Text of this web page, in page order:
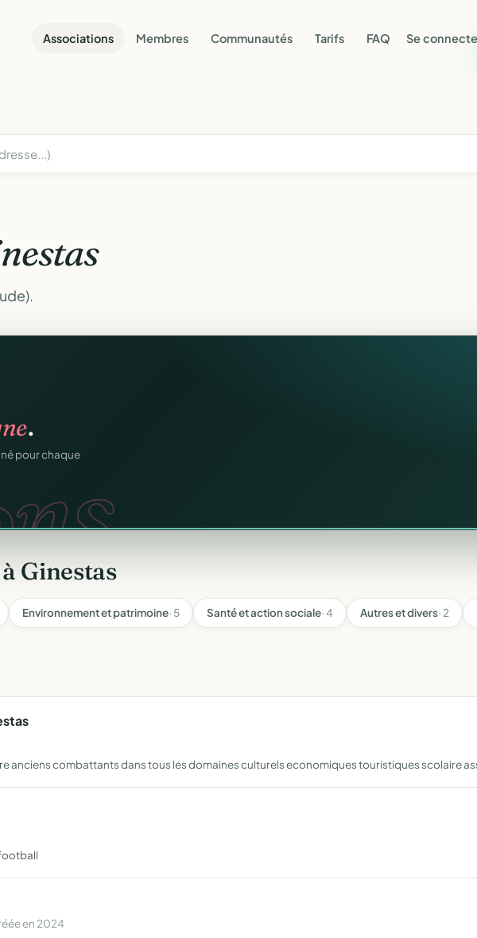
Associations Membres Communautés Tarifs FAQ Se
membres.
— fini les
Ginestas
Environnement et patrimoine· 5 Santé et action sociale· 4 Autres et divers· 2
anciens combattants dans tous les domaines culturels economiques touristiques scolaire
en 2024